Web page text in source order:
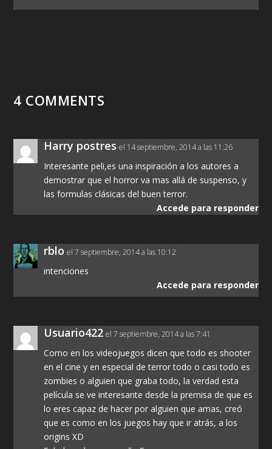
4 COMMENTS
Harry postres el 14 septiembre, 2014 a las 11:26
Interesante peli,es una inspiración a los autores a
demostrar que el horror va mas allá de suspenso, y
las formulas clásicas del buen terror.
Accede para responder
rblo el 7 septiembre, 2014 a las 10:12
intenciones
Accede para responder
Usuario422 el 7 septiembre, 2014 a las 7:41
Como en los videojuegos dicen que todo es shooter
en el cine y en especial de terror todo o casi todo es
zombies o alguien que graba todo, la verdad esta
película se ve interesante desde la premisa de que es
lo eres capaz de hacer por alguien que amas, creó
que es como en los juegos hay que ir atrás, a los
origins XD